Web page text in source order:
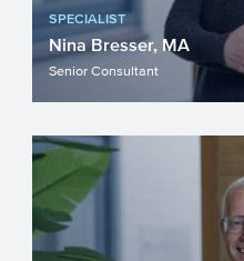
SPECIALIST
Nina Bresser, MA
Senior Consultant